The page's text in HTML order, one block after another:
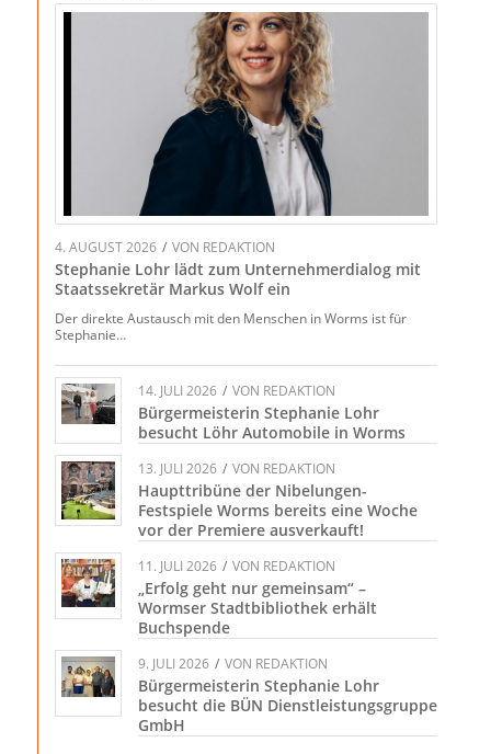
4. AUGUST 2026 / VON REDAKTION
Stephanie Lohr lädt zum Unternehmerdialog mit
Staatssekretär Markus Wolf ein
Der direkte Austausch mit den Menschen in Worms ist für
Stephanie…
14. JULI 2026 / VON REDAKTION
Bürgermeisterin Stephanie Lohr
besucht Löhr Automobile in Worms
13. JULI 2026 / VON REDAKTION
Haupttribüne der Nibelungen-
Festspiele Worms bereits eine Woche
vor der Premiere ausverkauft!
11. JULI 2026 / VON REDAKTION
„Erfolg geht nur gemeinsam“ –
Wormser Stadtbibliothek erhält
Buchspende
9. JULI 2026 / VON REDAKTION
Bürgermeisterin Stephanie Lohr
besucht die BÜN Dienstleistungsgruppe
GmbH